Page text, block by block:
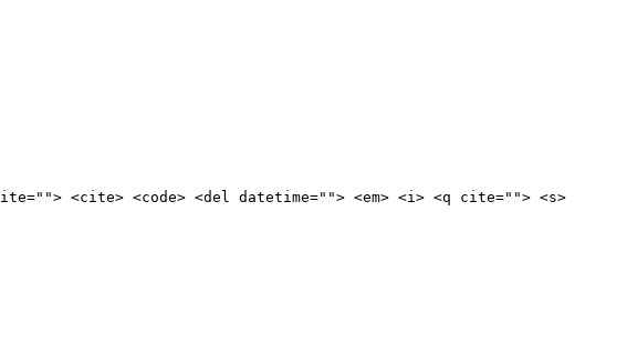
<cite> <code> <del datetime=""> <em> <i> <q cite=""> <s>